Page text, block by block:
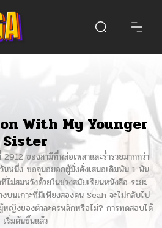
With My Younger
Sister
ของสามีที่หล่อเหลาและร่ำรวยมากกว่า
นหนึ่ง ซอจุนฮยอกผู้มั่งคั่งเสนอเดิมพัน 1 พัน
ไม่สมหวังด้วยในช่วงสมัยเรียนหนังสือ ระยะ
งบนเกาะที่มีเพียงสองคน Seah จะไม่กลับไป
หญิงของตัวละครหลักหรือไม่? การทดสอบได้
เริ่มต้นขึ้นแล้ว